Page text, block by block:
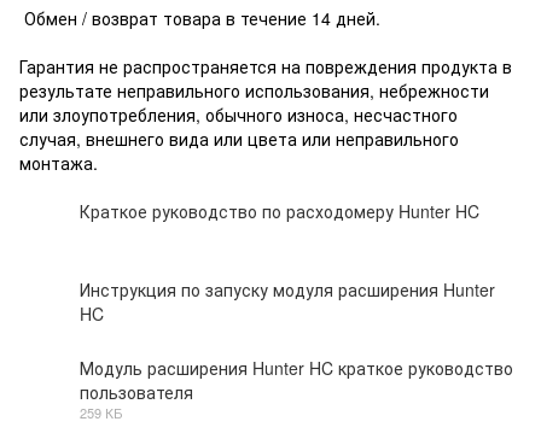
Обмен / возврат товара в течение 14 дней.
Гарантия не распространяется на повреждения продукта в
результате неправильного использования, небрежности
или злоупотребления, обычного износа, несчастного
случая, внешнего вида или цвета или неправильного
монтажа.
Краткое руководство по расходомеру Hunter HC
Инструкция по запуску модуля расширения Hunter
HC
Модуль расширения Hunter HC краткое руководство
пользователя
259 КБ